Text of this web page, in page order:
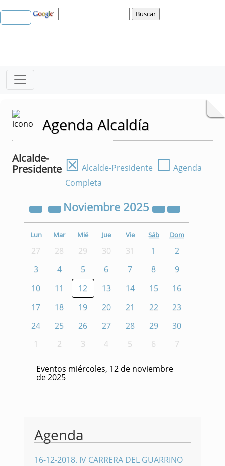
Agenda Alcaldía
Alcalde-
Presidente ☒ Alcalde-Presidente ☐ Agenda
Completa
Noviembre 2025
Lun Mar Mié Jue Vie Sáb Dom
27 28 29 30 31 1
2
3
4 5 6 7 8
9
10
11 12 13 14 15
16
17
18 19 20 21 22
23
24
25 26 27 28 29
30
1
2 3 4 5 6 7
Eventos miércoles, 12 de noviembre
de 2025
Agenda
16-12-2018. IV CARRERA DEL GUARRINO